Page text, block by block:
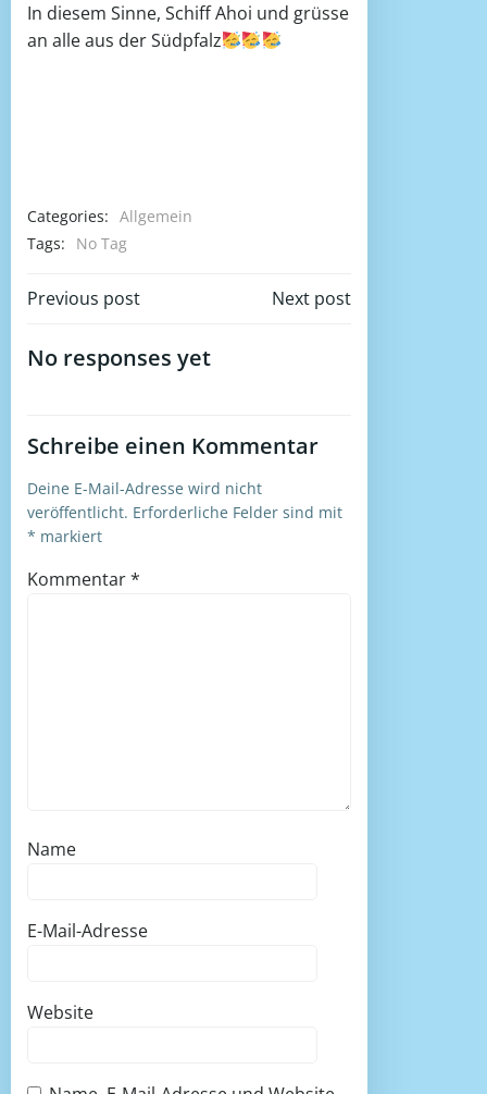
In diesem Sinne, Schiff Ahoi und grüsse
an alle aus der Südpfalz
Categories: Allgemein
Tags:
No Tag
Beitragsnavigation
Previous post Next post
No responses yet
Schreibe einen Kommentar
Deine E-Mail-Adresse wird nicht
veröffentlicht. Erforderliche Felder sind mit
* markiert
Kommentar*
Name
E-Mail-Adresse
Website